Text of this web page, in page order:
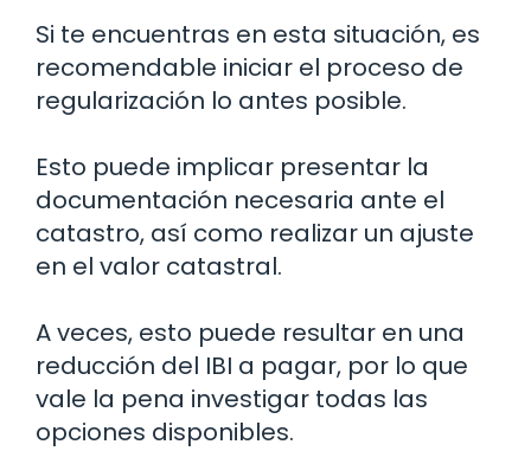
Si te encuentras en esta situación, es
recomendable iniciar el proceso de
regularización lo antes posible.
Esto puede implicar presentar la
documentación necesaria ante el
catastro, así como realizar un ajuste
en el valor catastral.
A veces, esto puede resultar en una
reducción del IBI a pagar, por lo que
vale la pena investigar todas las
opciones disponibles.